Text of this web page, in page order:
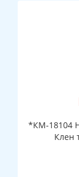
*КМ-18104
Клен